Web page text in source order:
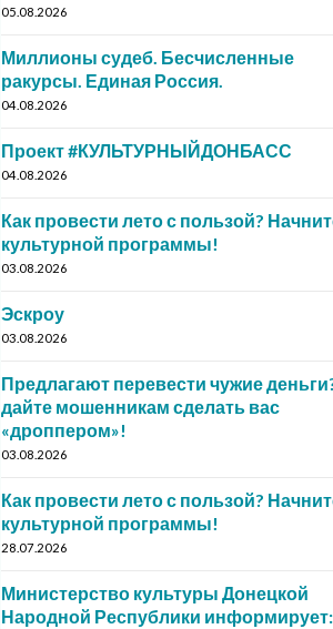
05.08.2026
Миллионы судеб. Бесчисленные
ракурсы. Единая Россия.
04.08.2026
Проект #КУЛЬТУРНЫЙДОНБАСС
04.08.2026
Как провести лето с пользой?
культурной программы!
03.08.2026
Эскроу
03.08.2026
Предлагают перевести чужие
дайте мошенникам сделать вас
«дроппером»!
03.08.2026
Как провести лето с пользой?
культурной программы!
28.07.2026
Министерство культуры Донецкой
Народной Республики информирует: